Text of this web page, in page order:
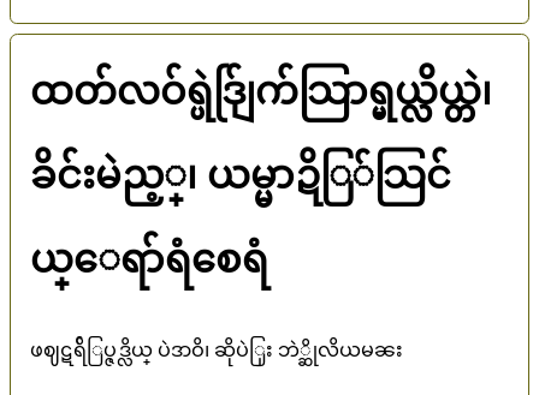
ထတ်လဝ်ရ္ပဲဒ်ျြက်သြာရ္မယ္လိယ္တဲ၊
ခိင်းမဲည့္၊ ယမ္မာဍိြ်သြင်
ယ္ေရာ်ရံစေရံ
ဖဈဋရ်ိြပ္ဇဒ္လိယ္ ပဲဒာဝိ၊ ဆိုပဲြှး ဘဲ္ဆိုလိယမၼး